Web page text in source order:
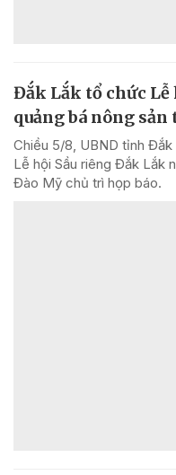
Đắk Lắk tổ chức Lễ
quảng bá nông sản
Chiều 5/8, UBND tỉnh
Lễ hội Sầu riêng Đắk Lắk
Đào Mỹ chủ trì họp báo.